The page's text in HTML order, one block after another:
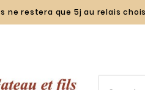
ne restera que 5j au relais